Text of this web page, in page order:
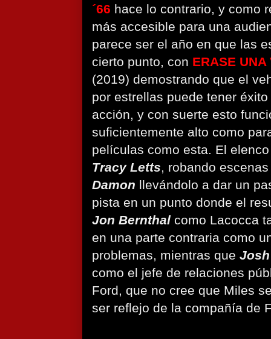
´66 hace lo contrario, y como
más accesible para una
parece ser el año en que las
cierto punto, con ERASE
(2019) demostrando que el
por estrellas puede tener
acción, y con suerte esto
suficientemente alto como
películas como esta. El
Tracy Letts, robando
Damon llevándolo a dar un
pista en un punto donde el
Jon Bernthal como Lacocca
en una parte contraria como
problemas, mientras que
como el jefe de relaciones
Ford, que no cree que Miles
ser reflejo de la compañía de